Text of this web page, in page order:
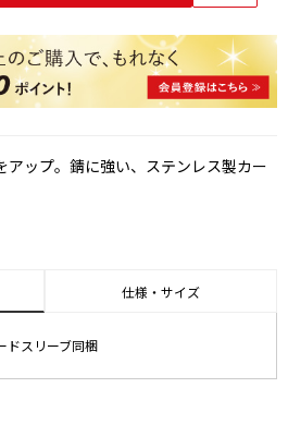
アップ。錆に強い、ステンレス製カー
仕様・サイズ
ドスリーブ同梱